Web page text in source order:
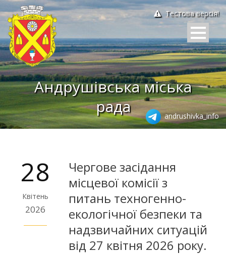
Тестова версія!
Андрушівська міська
рада
andrushivka_info
28
Квітень
2026
Чергове засідання
місцевої комісії з
питань техногенно-
екологічної безпеки та
надзвичайних ситуацій
від 27 квітня 2026 року.